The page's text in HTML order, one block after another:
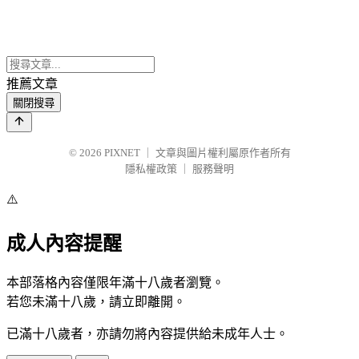
推薦文章
關閉搜尋
© 2026 PIXNET
文章與圖片權利屬原作者所有
隱私權政策
服務聲明
⚠️
成人內容提醒
本部落格內容僅限年滿十八歲者瀏覽。
若您未滿十八歲，請立即離開。
已滿十八歲者，亦請勿將內容提供給未成年人士。